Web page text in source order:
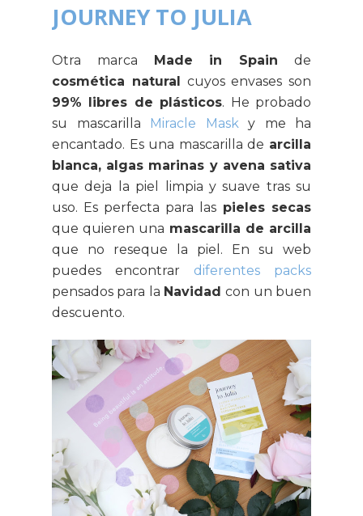
JOURNEY TO JULIA
Otra marca Made in Spain de
cosmética natural cuyos envases son
99% libres de plásticos. He probado
su mascarilla Miracle Masky me ha
encantado. Es una mascarilla de arcilla
blanca, algas marinas y avena sativa
que deja la piel limpia y suave tras su
uso. Es perfecta para las pieles secas
que quieren una mascarilla de arcilla
que no reseque la piel. En su web
puedes encontrar diferentes packs
pensados para la Navidadcon un buen
descuento.